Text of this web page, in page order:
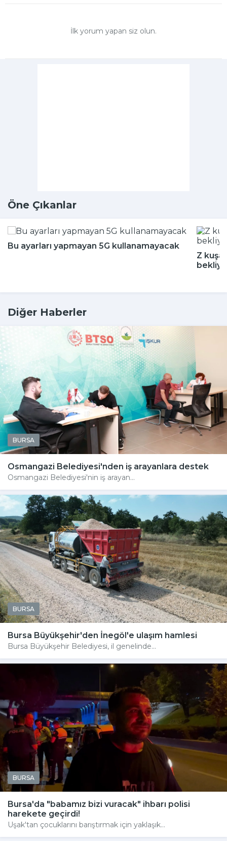
İlk yorum yapan siz olun.
Öne Çıkanlar
Bu ayarları yapmayan 5G kullanamayacak
Z
Diğer Haberler
BURSA
Osmangazi Belediyesi'nden iş arayanlara destek
Osmangazi Belediyesi'nin iş arayan...
BURSA
Bursa Büyükşehir'den İnegöl'e ulaşım hamlesi
Bursa Büyükşehir Belediyesi, il genelinde...
BURSA
Bursa'da "babamız bizi vuracak" ihbarı polisi
harekete geçirdi!
Uşak'tan çocuklarını barıştırmak için yaklaşık...